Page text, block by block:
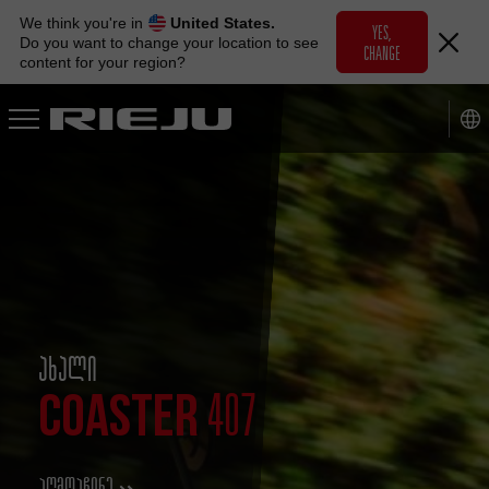
navigation
content
We think you're in
United States.
Do you want to change your location to see
content for your region?
YES,
CHANGE
ᲐᲮᲐᲚᲘ
COASTER407